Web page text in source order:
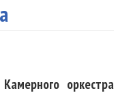
оркестра